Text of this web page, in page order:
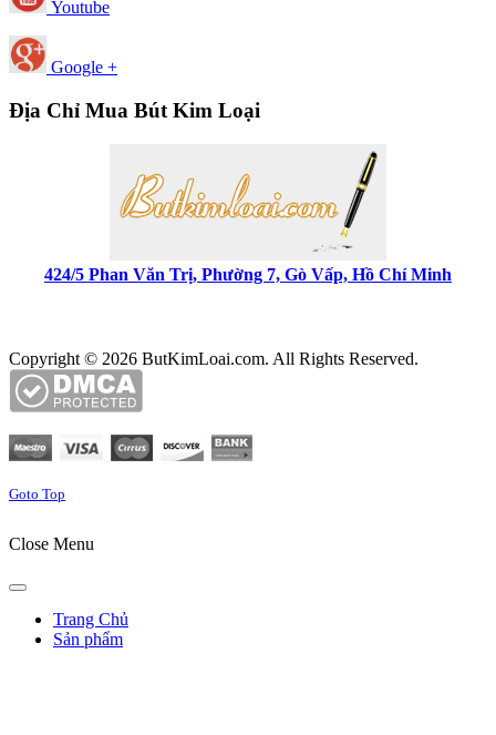
Youtube
Google +
Địa Chỉ Mua Bút Kim Loại
424/5 Phan Văn Trị, Phường 7, Gò Vấp, Hồ Chí Minh
Copyright © 2026 ButKimLoai.com. All Rights Reserved.
Goto Top
Close Menu
Trang Chủ
Sản phẩm